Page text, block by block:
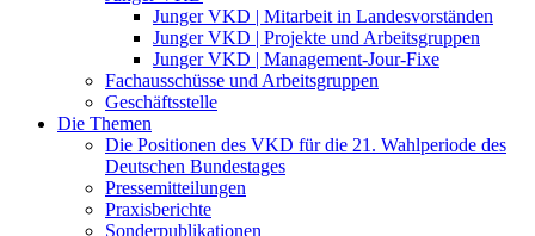
Junger VKD | Mitarbeit in Landesvorständen
Junger VKD | Projekte und Arbeitsgruppen
Junger VKD | Management-Jour-Fixe
Fachausschüsse und Arbeitsgruppen
Geschäftsstelle
Die Themen
Die Positionen des VKD für die 21. Wahlperiode des
Deutschen Bundestages
Pressemitteilungen
Praxisberichte
Sonderpublikationen